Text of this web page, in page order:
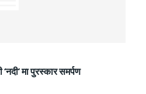
मा पुरस्कार समर्पण